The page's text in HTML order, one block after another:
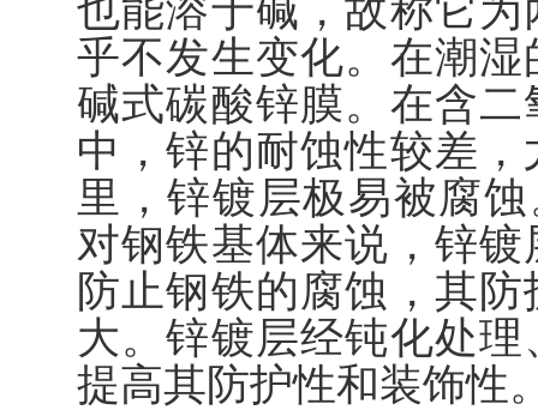
也能溶于碱，故称它
乎不发生变化。在潮
碱式碳酸锌膜。在含
中，锌的耐蚀性较差
里，锌镀层极易被腐
对钢铁基体来说，锌
防止钢铁的腐蚀，其
大。锌镀层经钝化处
提高其防护性和装饰性